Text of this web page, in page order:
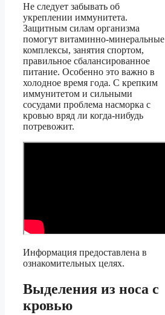
Не следует забывать об
укреплении иммунитета.
Защитным силам организма
помогут витаминно-минеральные
комплексы, занятия спортом,
правильное сбалансированное
питание. Особенно это важно в
холодное время года. С крепким
иммунитетом и сильными
сосудами проблема насморка с
кровью вряд ли когда-нибудь
потревожит.
Информация предоставлена в
ознакомительных целях.
Выделения из носа с
кровью